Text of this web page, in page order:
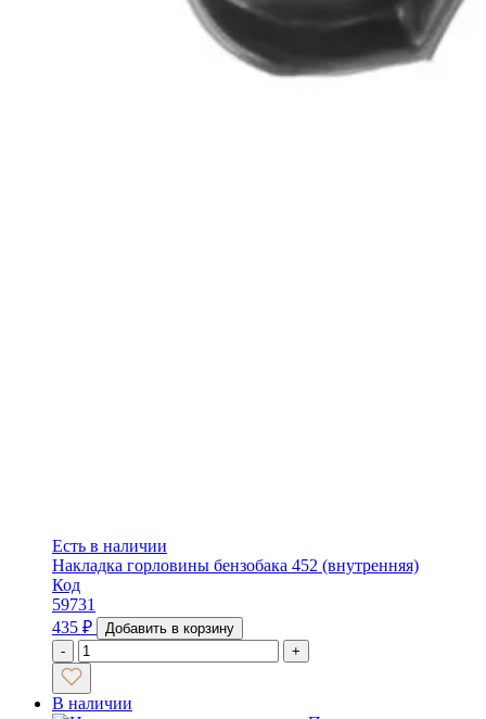
Есть в наличии
Накладка горловины бензобака 452 (внутренняя)
Код
59731
435 ₽
Добавить в корзину
-
+
В наличии